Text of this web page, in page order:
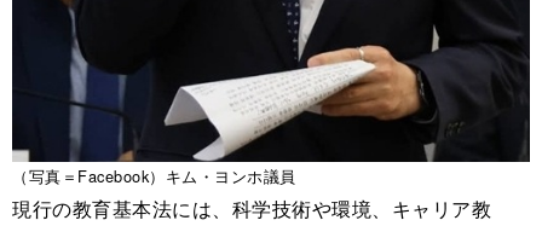
（写真＝Facebook）キム・ヨンホ議員
現行の教育基本法には、科学技術や環境、キャリア教